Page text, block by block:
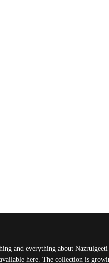
and everything about
here. The collection is